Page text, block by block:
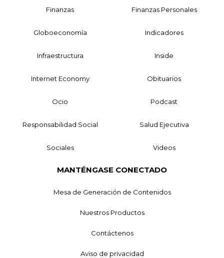
Finanzas Finanzas Personales
Globoeconomía Indicadores
Infraestructura Inside
Internet Economy Obituarios
Ocio Podcast
Responsabilidad Social Salud Ejecutiva
Sociales Videos
MANTÉNGASE CONECTADO
Mesa de Generación de Contenidos
Nuestros Productos
Contáctenos
Aviso de privacidad